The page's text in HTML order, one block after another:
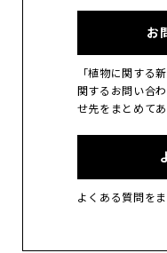
お
「植物に関する
関するお問い合
せ先をまとめてあ
よくある質問を